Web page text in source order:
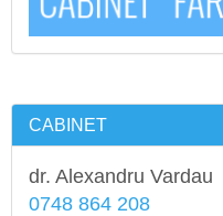
CABINET
dr. Alexandru Vardau
0748 864 208